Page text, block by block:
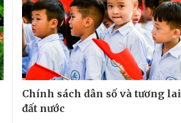
Chính sách dân số và tương lai
đất nước